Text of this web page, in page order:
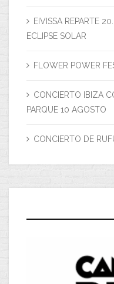
EIVISSA REPARTE
ECLIPSE SOLAR
FLOWER POWER
CONCIERTO IBIZA
PARQUE 10 AGOSTO
CONCIERTO DE